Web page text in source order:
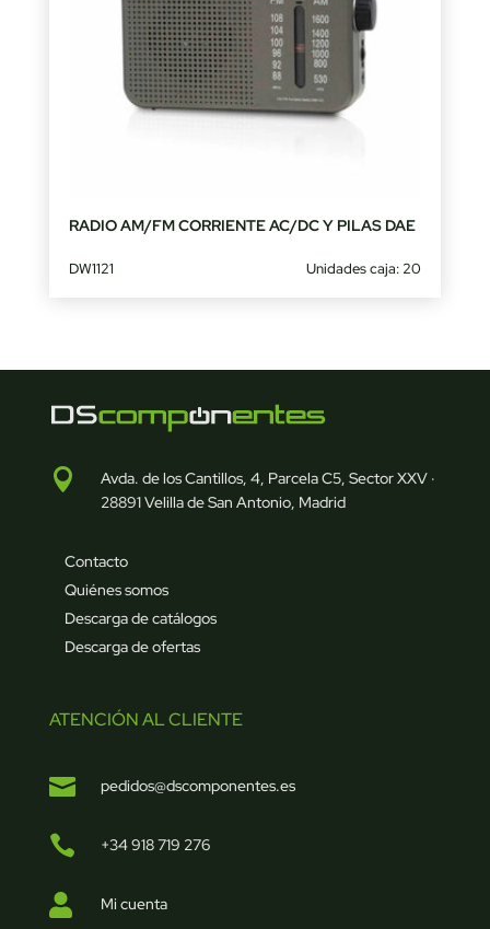
RADIO AM/FM CORRIENTE AC/DC Y PILAS DAE
DW1121 Unidades caja: 20

Avda. de los Cantillos, 4, Parcela C5, Sector XXV ·
28891 Velilla de San Antonio, Madrid
Contacto
Quiénes somos
Descarga de catálogos
Descarga de ofertas
ATENCIÓN AL CLIENTE
 pedidos@dscomponentes.es
 +34 918 719 276
 Mi cuenta